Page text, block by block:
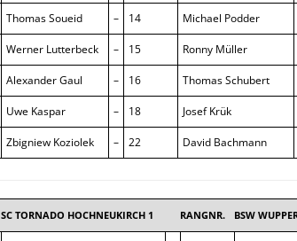
Thomas Soueid – 14 Michael Podder
Werner Lutterbeck – 15 Ronny Müller
Alexander Gaul – 16 Thomas Schubert
Uwe Kaspar – 18 Josef Krük
Zbigniew Koziolek – 22 David Bachmann
SC TORNADO HOCHNEUKIRCH 1 RANGNR. BSW